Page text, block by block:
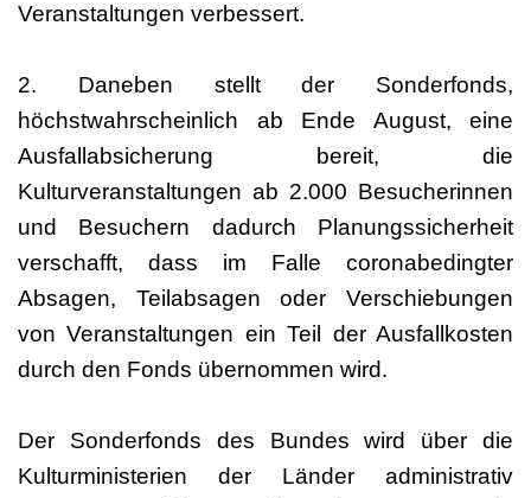
Veranstaltungen verbessert.
2. Daneben stellt der Sonderfonds,
höchstwahrscheinlich ab Ende August, eine
Ausfallabsicherung bereit, die
Kulturveranstaltungen ab 2.000 Besucherinnen
und Besuchern dadurch Planungssicherheit
verschafft, dass im Falle coronabedingter
Absagen, Teilabsagen oder Verschiebungen
von Veranstaltungen ein Teil der Ausfallkosten
durch den Fonds übernommen wird.
Der Sonderfonds des Bundes wird über die
Kulturministerien der Länder administrativ